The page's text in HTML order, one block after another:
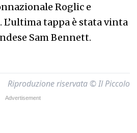
Roglic e
L’ultima tappa è stata vinta
Sam Bennett.
Riproduzione riservata © Il Piccolo